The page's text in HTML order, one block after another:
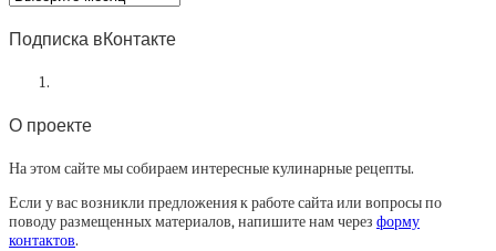
статей
Подписка вКонтакте
О проекте
На этом сайте мы собираем интересные кулинарные рецепты.
Если у вас возникли предложения к работе сайта или вопросы по
поводу размещенных материалов, напишите нам через форму
контактов.